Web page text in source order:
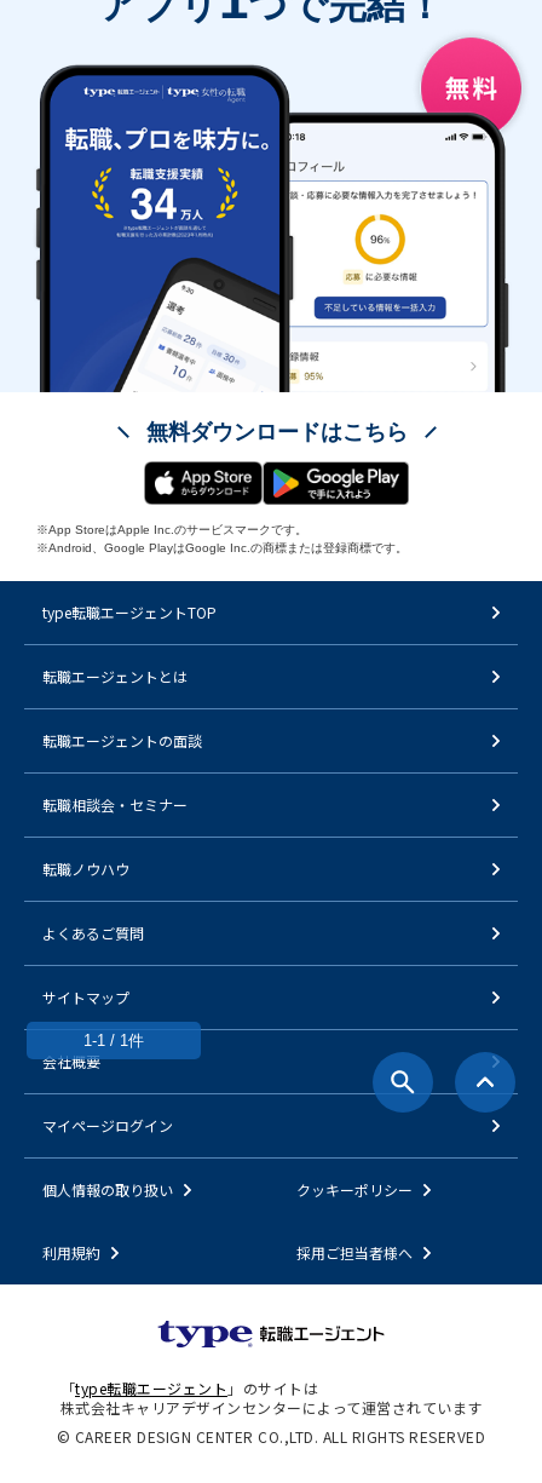
1-1 / 1件
無料ダウンロードはこちら
※App StoreはApple Inc.のサービスマークです。
※Android、Google PlayはGoogle Inc.の商標または登録商標です。
type転職エージェントTOP
転職エージェントとは
転職エージェントの面談
転職相談会・セミナー
転職ノウハウ
よくあるご質問
サイトマップ
会社概要
マイページログイン
個人情報の取り扱い クッキーポリシー
利用規約 採用ご担当者様へ
「type転職エージェント 」のサイトは
株式会社キャリアデザインセンターによって運営されています
© CAREER DESIGN CENTER CO.,LTD. ALL RIGHTS RESERVED